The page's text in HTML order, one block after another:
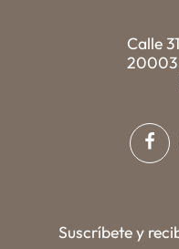
Calle
20003
Suscríbete y